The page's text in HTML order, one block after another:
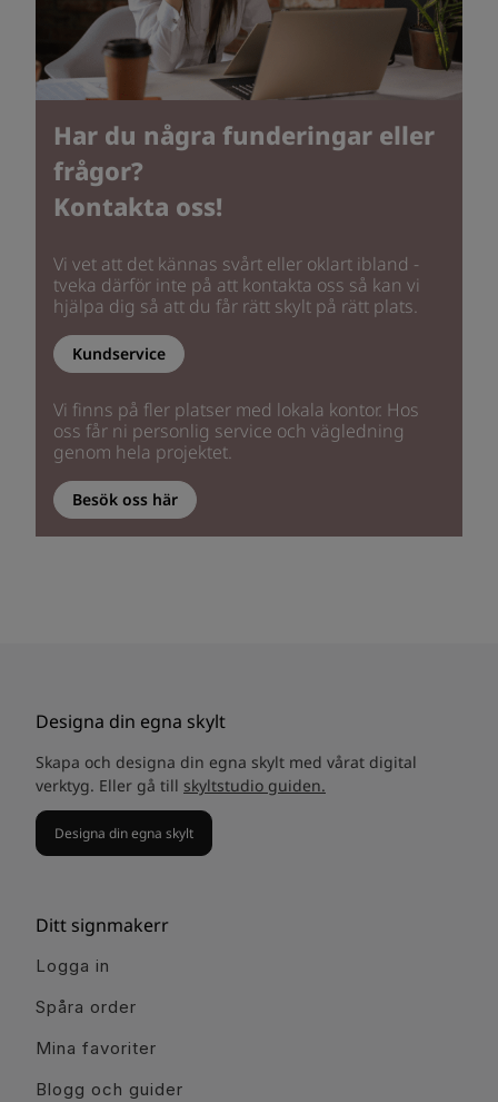
Har du några funderingar eller
frågor?
Kontakta oss!
Vi vet att det kännas svårt eller oklart ibland -
tveka därför inte på att kontakta oss så kan vi
hjälpa dig så att du får rätt skylt på rätt plats.
Kundservice
Vi finns på fler platser med lokala kontor. Hos
oss får ni personlig service och vägledning
genom hela projektet.
Besök oss här
Designa din egna skylt
Skapa och designa din egna skylt med vårat digital
verktyg. Eller gå till skyltstudio guiden.
Designa din egna skylt
Ditt signmakerr
Logga in
Spåra order
Mina favoriter
Blogg och guider